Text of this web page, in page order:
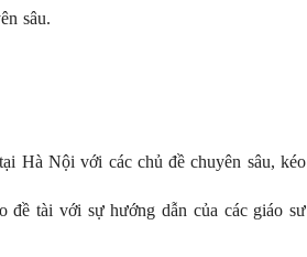
sâu.
Hà Nội với các chủ đề chuyên sâu, kéo
đề tài với sự hướng dẫn của các giáo sư